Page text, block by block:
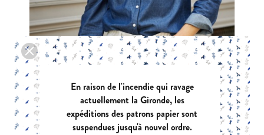
DIAPASON
En raison de l'incendie qui ravage
actuellement la Gironde, les
expéditions des patrons papier sont
suspendues jusqu'à nouvel ordre.